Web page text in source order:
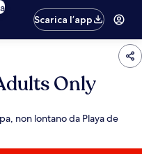
Scarica l’app
Only
non lontano da Playa de